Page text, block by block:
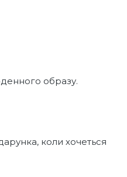
образу.
коли хочеться